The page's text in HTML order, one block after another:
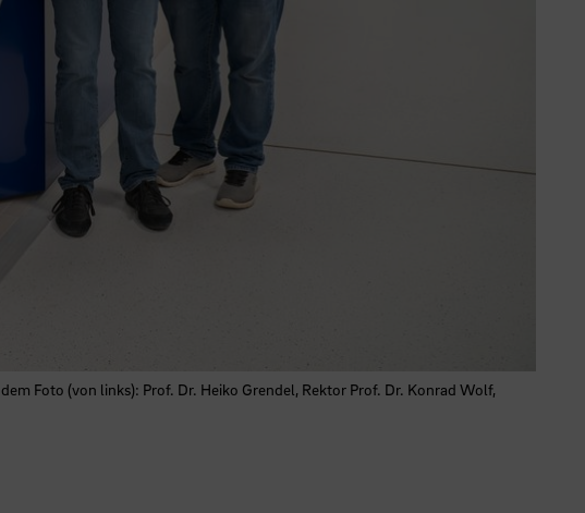
Foto (von links): Prof. Dr. Heiko Grendel, Rektor Prof. Dr. Konrad Wolf,